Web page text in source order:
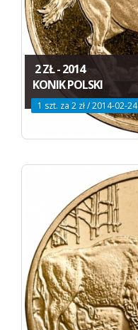
2 ZŁ - 2014
KONIK POLSKI
1 szt. za 2 zł / 2014-02-24